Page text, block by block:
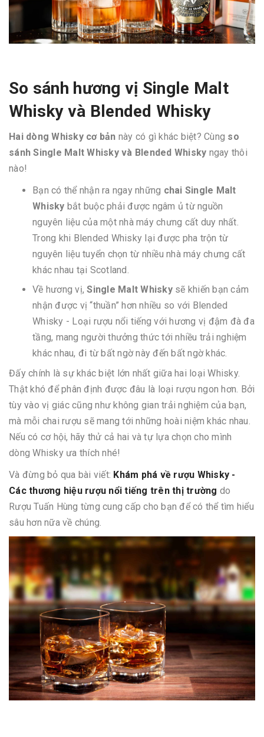
So sánh hương vị Single Malt
Whisky và Blended Whisky
Hai dòng Whisky cơ bản này có gì khác biệt? Cùng so
sánh Single Malt Whisky và Blended Whisky ngay thôi
nào!
Bạn có thể nhận ra ngay những chai Single Malt
Whisky bắt buộc phải được ngâm ủ từ nguồn
nguyên liệu của một nhà máy chưng cất duy nhất.
Trong khi Blended Whisky lại được pha trộn từ
nguyên liệu tuyển chọn từ nhiều nhà máy chưng cất
khác nhau tại Scotland.
Về hương vị,Single Malt Whiskysẽ khiến bạn cảm
nhận được vị “thuần” hơn nhiều so với Blended
Whisky - Loại rượu nổi tiếng với hương vị đậm đà đa
tầng, mang người thưởng thức tới nhiều trải nghiệm
khác nhau, đi từ bất ngờ này đến bất ngờ khác.
Đấy chính là sự khác biệt lớn nhất giữa hai loại Whisky.
Thật khó để phân định được đâu là loại rượu ngon hơn. Bởi
tùy vào vị giác cũng như không gian trải nghiệm của bạn,
mà mỗi chai rượu sẽ mang tới những hoài niệm khác nhau.
Nếu có cơ hội, hãy thử cả hai và tự lựa chọn cho mình
dòng Whisky ưa thích nhé!
Và đừng bỏ qua bài viết: Khám phá về rượu Whisky -
Các thương hiệu rượu nổi tiếng trên thị trường do
Rượu Tuấn Hùng từng cung cấp cho bạn để có thể tìm hiểu
sâu hơn nữa về chúng.